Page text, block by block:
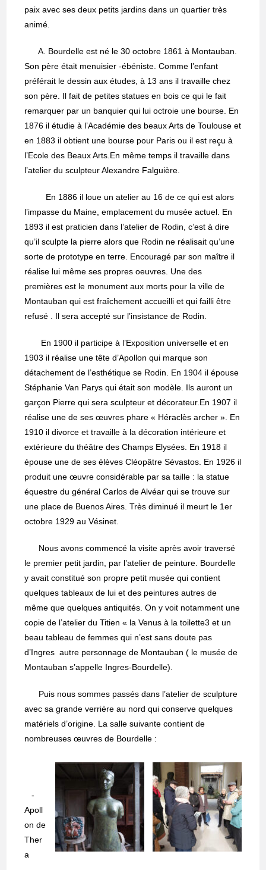
paix avec ses deux petits jardins dans un quartier très
animé.
A. Bourdelle est né le 30 octobre 1861 à Montauban.
Son père était menuisier -ébéniste. Comme l’enfant
préférait le dessin aux études, à 13 ans il travaille chez
son père. Il fait de petites statues en bois ce qui le fait
remarquer par un banquier qui lui octroie une bourse. En
1876 il étudie à l’Académie des beaux Arts de Toulouse et
en 1883 il obtient une bourse pour Paris ou il est reçu à
l’Ecole des Beaux Arts.En même temps il travaille dans
l’atelier du sculpteur Alexandre Falguière.
En 1886 il loue un atelier au 16 de ce qui est alors
l’impasse du Maine, emplacement du musée actuel. En
1893 il est praticien dans l’atelier de Rodin, c’est à dire
qu’il sculpte la pierre alors que Rodin ne réalisait qu’une
sorte de prototype en terre. Encouragé par son maître il
réalise lui même ses propres oeuvres. Une des
premières est le monument aux morts pour la ville de
Montauban qui est fraîchement accueilli et qui failli être
refusé . Il sera accepté sur l’insistance de Rodin.
En 1900 il participe à l’Exposition universelle et en
1903 il réalise une tête d’Apollon qui marque son
détachement de l’esthétique se Rodin. En 1904 il épouse
Stéphanie Van Parys qui était son modèle. Ils auront un
garçon Pierre qui sera sculpteur et décorateur.En 1907 il
réalise une de ses œuvres phare « Héraclès archer ». En
1910 il divorce et travaille à la décoration intérieure et
extérieure du théâtre des Champs Elysées. En 1918 il
épouse une de ses élèves Cléopâtre Sévastos. En 1926 il
produit une œuvre considérable par sa taille : la statue
équestre du général Carlos de Alvéar qui se trouve sur
une place de Buenos Aires. Très diminué il meurt le 1er
octobre 1929 au Vésinet.
Nous avons commencé la visite après avoir traversé
le premier petit jardin, par l’atelier de peinture. Bourdelle
y avait constitué son propre petit musée qui contient
quelques tableaux de lui et des peintures autres de
même que quelques antiquités. On y voit notamment une
copie de l’atelier du Titien « la Venus à la toilette3 et un
beau tableau de femmes qui n’est sans doute pas
d’Ingres autre personnage de Montauban ( le musée de
Montauban s’appelle Ingres-Bourdelle).
Puis nous sommes passés dans l’atelier de sculpture
avec sa grande verrière au nord qui conserve quelques
matériels d’origine. La salle suivante contient de
nombreuses œuvres de Bourdelle :
-
Apoll
on de
Ther
a